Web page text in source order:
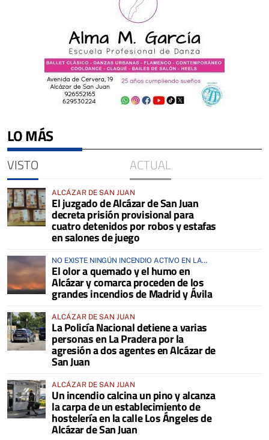
LO MÁS
VISTO ACTUAL
ALCÁZAR DE SAN JUAN
El juzgado de Alcázar de San Juan
decreta prisión provisional para
cuatro detenidos por robos y estafas
en salones de juego
NO EXISTE NINGÚN INCENDIO ACTIVO EN LA
COMARCA
El olor a quemado y el humo en
Alcázar y comarca proceden de los
grandes incendios de Madrid y Ávila
ALCÁZAR DE SAN JUAN
La Policía Nacional detiene a varias
personas en La Pradera por la
agresión a dos agentes en Alcázar de
San Juan
ALCÁZAR DE SAN JUAN
Un incendio calcina un pino y alcanza
la carpa de un establecimiento de
hostelería en la calle Los Ángeles de
Alcázar de San Juan